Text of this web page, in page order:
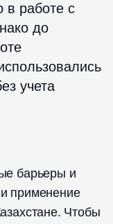
в работе с
до
учета
барьеры и
применение
Чтобы